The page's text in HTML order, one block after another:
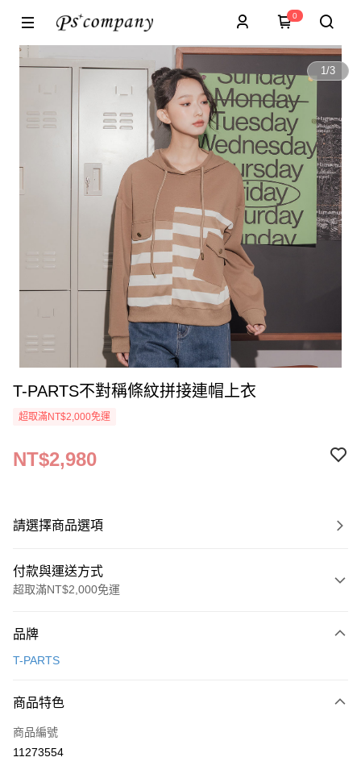
0
1/3
T-PARTS不對稱條紋拼接連帽上衣
超取滿NT$2,000免運
NT$2,980
請選擇商品選項
付款與運送方式
超取滿NT$2,000免運
信用卡一次付款
LINE Pay
街口支付
品牌
T-PARTS
商品特色
商品編號
11273554